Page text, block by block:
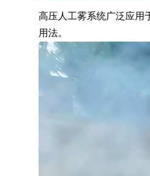
高压人工雾系统广泛应用
用法。